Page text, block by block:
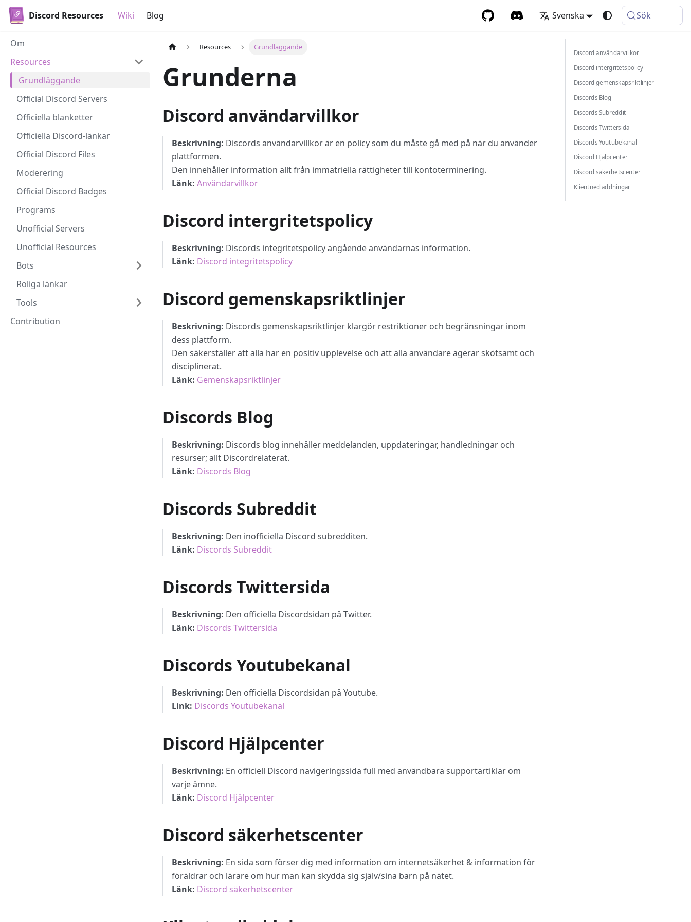
Discord Resources Wiki Blog Svenska Sök
Om
Resources
Grundläggande
Official Discord Servers
Officiella blanketter
Officiella Discord-länkar
Official Discord Files
Moderering
Official Discord Badges
Programs
Unofficial Servers
Unofficial Resources
Bots
Roliga länkar
Tools
Contribution
Resources Grundläggande
Grunderna
Discord användarvillkor
Beskrivning: Discords användarvillkor är en policy som du måste gå med på när du använder
plattformen.
Den innehåller information allt från immatriella rättigheter till kontoterminering.
Länk: Användarvillkor
Discord intergritetspolicy
Beskrivning: Discords integritetspolicy angående användarnas information.
Länk: Discord integritetspolicy
Discord gemenskapsriktlinjer
Beskrivning: Discords gemenskapsriktlinjer klargör restriktioner och begränsningar inom
dess plattform.
Den säkerställer att alla har en positiv upplevelse och att alla användare agerar skötsamt och
disciplinerat.
Länk: Gemenskapsriktlinjer
Discords Blog
Beskrivning: Discords blog innehåller meddelanden, uppdateringar, handledningar och
resurser; allt Discordrelaterat.
Länk: Discords Blog
Discords Subreddit
Beskrivning: Den inofficiella Discord subredditen.
Länk: Discords Subreddit
Discords Twittersida
Beskrivning: Den officiella Discordsidan på Twitter.
Länk: Discords Twittersida
Discords Youtubekanal
Beskrivning: Den officiella Discordsidan på Youtube.
Link: Discords Youtubekanal
Discord Hjälpcenter
Beskrivning: En officiell Discord navigeringssida full med användbara supportartiklar om
varje ämne.
Länk: Discord Hjälpcenter
Discord säkerhetscenter
Beskrivning: En sida som förser dig med information om internetsäkerhet & information för
föräldrar och lärare om hur man kan skydda sig själv/sina barn på nätet.
Länk: Discord säkerhetscenter
Discord användarvillkor
Discord intergritetspolicy
Discord gemenskapsriktlinjer
Discords Blog
Discords Subreddit
Discords Twittersida
Discords Youtubekanal
Discord Hjälpcenter
Discord säkerhetscenter
Klientnedladdningar